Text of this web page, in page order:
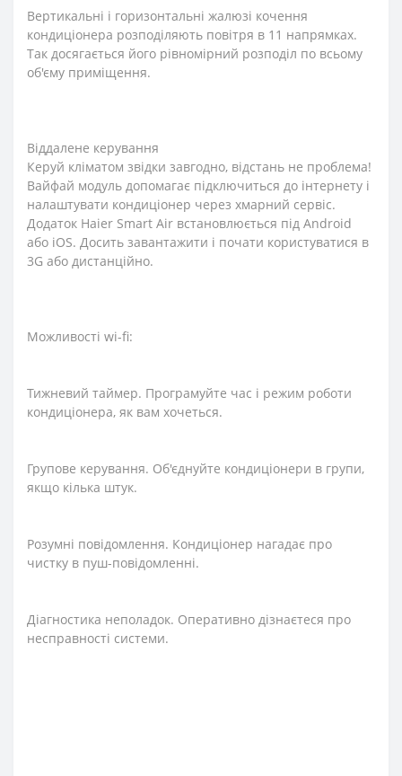
Вертикальні і горизонтальні жалюзі кочення
кондиціонера розподіляють повітря в 11 напрямках.
Так досягається його рівномірний розподіл по всьому
об'єму приміщення.
Віддалене керування
Керуй кліматом звідки завгодно, відстань не проблема!
Вайфай модуль допомагає підключиться до інтернету і
налаштувати кондиціонер через хмарний сервіс.
Додаток Haier Smart Air встановлюється під Android
або iOS. Досить завантажити і почати користуватися в
3G або дистанційно.
Можливості wi-fi:
Тижневий таймер. Програмуйте час і режим роботи
кондиціонера, як вам хочеться.
Групове керування. Об'єднуйте кондиціонери в групи,
якщо кілька штук.
Розумні повідомлення. Кондиціонер нагадає про
чистку в пуш-повідомленні.
Діагностика неполадок. Оперативно дізнаєтеся про
несправності системи.